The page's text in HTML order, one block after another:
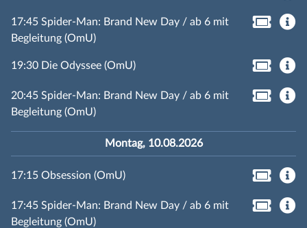
17:45 Spider-Man: Brand New Day / ab 6 mit
Begleitung (OmU)
19:30 Die Odyssee (OmU)
20:45 Spider-Man: Brand New Day / ab 6 mit
Begleitung (OmU)
Montag, 10.08.2026
17:15 Obsession (OmU)
17:45 Spider-Man: Brand New Day / ab 6 mit
Begleitung (OmU)